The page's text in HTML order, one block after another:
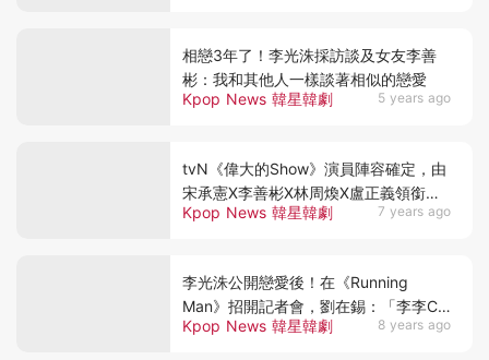
Kpop News 韓星韓劇 5 years ago
相戀3年了！李光洙採訪談及女友李善
彬：我和其他人一樣談著相似的戀愛
Kpop News 韓星韓劇 7 years ago
tvN《偉大的Show》演員陣容確定，由
宋承憲X李善彬X林周煥X盧正義領銜主
演！預計下半年播出～
Kpop News 韓星韓劇 8 years ago
李光洙公開戀愛後！在《Running
Man》招開記者會，劉在錫：「李李CP
的對手是宋宋夫婦」⋯